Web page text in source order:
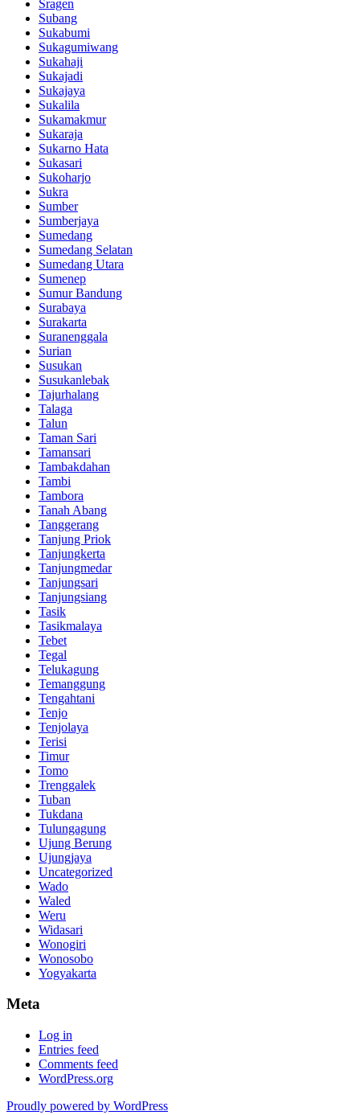
Sragen
Subang
Sukabumi
Sukagumiwang
Sukahaji
Sukajadi
Sukajaya
Sukalila
Sukamakmur
Sukaraja
Sukarno Hata
Sukasari
Sukoharjo
Sukra
Sumber
Sumberjaya
Sumedang
Sumedang Selatan
Sumedang Utara
Sumenep
Sumur Bandung
Surabaya
Surakarta
Suranenggala
Surian
Susukan
Susukanlebak
Tajurhalang
Talaga
Talun
Taman Sari
Tamansari
Tambakdahan
Tambi
Tambora
Tanah Abang
Tanggerang
Tanjung Priok
Tanjungkerta
Tanjungmedar
Tanjungsari
Tanjungsiang
Tasik
Tasikmalaya
Tebet
Tegal
Telukagung
Temanggung
Tengahtani
Tenjo
Tenjolaya
Terisi
Timur
Tomo
Trenggalek
Tuban
Tukdana
Tulungagung
Ujung Berung
Ujungjaya
Uncategorized
Wado
Waled
Weru
Widasari
Wonogiri
Wonosobo
Yogyakarta
Meta
Log in
Entries feed
Comments feed
WordPress.org
Proudly powered by WordPress